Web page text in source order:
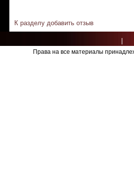
К разделу добавить отзыв
Права на все материалы